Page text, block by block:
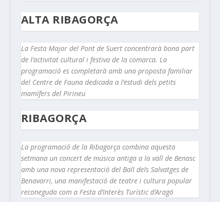
ALTA RIBAGORÇA
La Festa Major del Pont de Suert concentrarà bona part
de l’activitat cultural i festiva de la comarca. La
programació es completarà amb una proposta familiar
del Centre de Fauna dedicada a l’estudi dels petits
mamífers del Pirineu
RIBAGORÇA
La programació de la Ribagorça combina aquesta
setmana un concert de música antiga a la vall de Benasc
amb una nova representació del Ball dels Salvatges de
Benavarri, una manifestació de teatre i cultura popular
reconeguda com a Festa d’Interès Turístic d’Aragó